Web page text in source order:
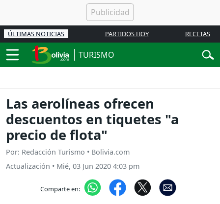
ÚLTIMAS NOTICIAS PARTIDOS HOY RECETAS
TURISMO
Las aerolíneas ofrecen
descuentos en tiquetes "a
precio de flota"
Por: Redacción Turismo • Bolivia.com
Actualización • Mié, 03 Jun 2020 4:03 pm
Comparte en: